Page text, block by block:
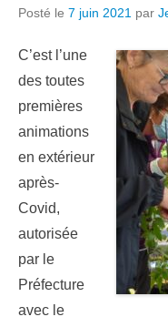
Posté le 7 juin 2021 par
C’est l’une
des toutes
premières
animations
en extérieur
après-
Covid,
autorisée
par le
Préfecture
avec le